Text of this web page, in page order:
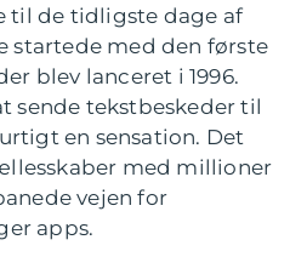
til de tidligste dage af
startede med den første
blev lanceret i 1996.
sende tekstbeskeder til
en sensation. Det
med millioner
vejen for
apps.